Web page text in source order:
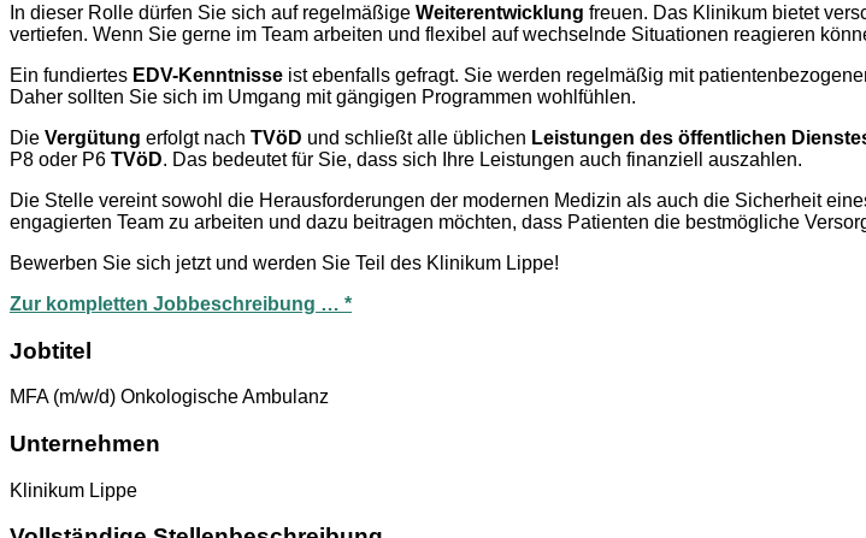
In dieser Rolle dürfen Sie sich auf regelmäßige Weiterentwicklung freuen. Das Klinikum bietet
vertiefen. Wenn Sie gerne im Team arbeiten und flexibel auf wechselnde Situationen reagieren
Ein fundiertes EDV-Kenntnisse ist ebenfalls gefragt. Sie werden regelmäßig mit
Daher sollten Sie sich im Umgang mit gängigen Programmen wohlfühlen.
Die Vergütung erfolgt nach TVöD und schließt alle üblichen Leistungen des öffentlichen
P8 oder P6 TVöD. Das bedeutet für Sie, dass sich Ihre Leistungen auch finanziell auszahlen.
Die Stelle vereint sowohl die Herausforderungen der modernen Medizin als auch die Sicherheit
engagierten Team zu arbeiten und dazu beitragen möchten, dass Patienten die bestmögliche
Bewerben Sie sich jetzt und werden Sie Teil des Klinikum Lippe!
Zur kompletten Jobbeschreibung … *
Jobtitel
MFA (m/w/d) Onkologische Ambulanz
Unternehmen
Klinikum Lippe